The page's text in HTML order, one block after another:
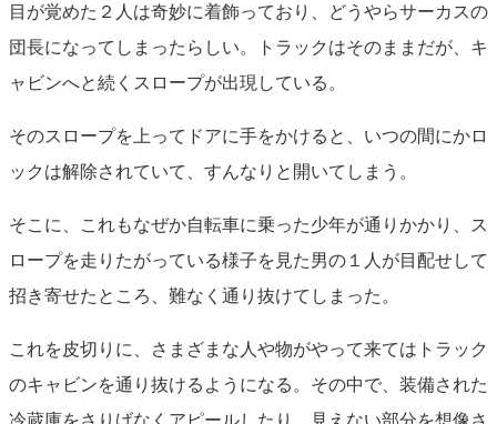
目が覚めた２人は奇妙に着飾っており、どうやらサーカスの
団長になってしまったらしい。トラックはそのままだが、キ
ャビンへと続くスロープが出現している。
そのスロープを上ってドアに手をかけると、いつの間にかロ
ックは解除されていて、すんなりと開いてしまう。
そこに、これもなぜか自転車に乗った少年が通りかかり、ス
ロープを走りたがっている様子を見た男の１人が目配せして
招き寄せたところ、難なく通り抜けてしまった。
これを皮切りに、さまざまな人や物がやって来てはトラック
のキャビンを通り抜けるようになる。その中で、装備された
冷蔵庫をさりげなくアピールしたり、見えない部分を想像さ